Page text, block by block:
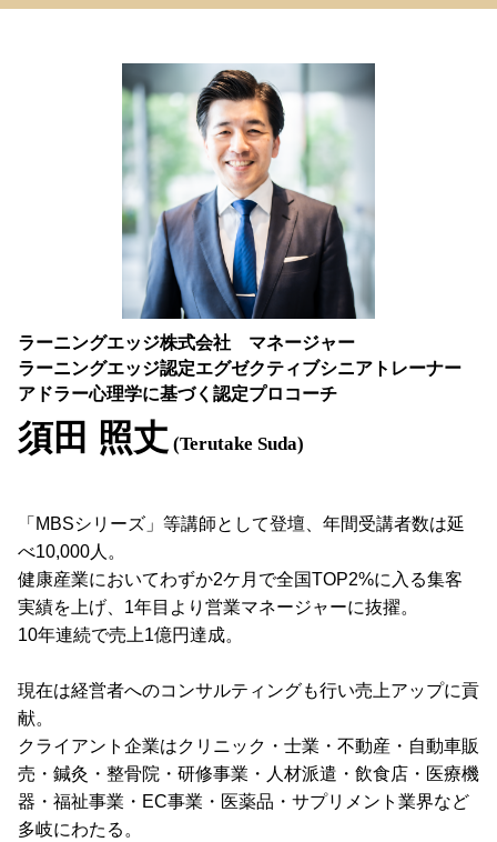
ラーニングエッジ株式会社 マネージャー
ラーニングエッジ認定エグゼクティブシニアトレーナー
アドラー心理学に基づく認定プロコーチ
須田 照丈 (Terutake Suda)
「MBSシリーズ」等講師として登壇、年間受講者数は延
べ10,000人。
健康産業においてわずか2ケ月で全国TOP2%に入る集客
実績を上げ、1年目より営業マネージャーに抜擢。
10年連続で売上1億円達成。
現在は経営者へのコンサルティングも行い売上アップに貢
献。
クライアント企業はクリニック・士業・不動産・自動車販
売・鍼灸・整骨院・研修事業・人材派遣・飲食店・医療機
器・福祉事業・EC事業・医薬品・サプリメント業界など
多岐にわたる。